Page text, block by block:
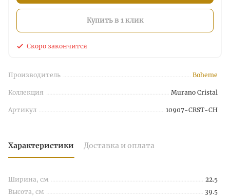
Купить в 1 клик
Скоро закончится
Производитель Boheme
Коллекция Murano Cristal
Артикул 10907-CRST-CH
Характеристики Доставка и оплата
Ширина, см
22.5
Высота, см
39.5